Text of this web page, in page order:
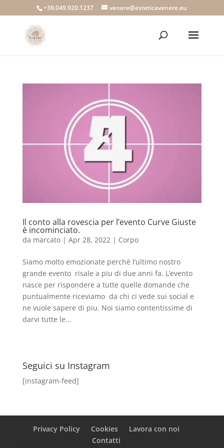
+39.049.920.1237 venere@esteticavenere.eu
Il conto alla rovescia per l’evento Curve Giuste
è incominciato.
da marcato| Apr 28, 2022 | Corpo
Siamo molto emozionate perchè l’ultimo nostro
grande evento risale a piu di due anni fa. L’evento
nasce per rispondere a tutte quelle domande che
puntualmente riceviamo da chi ci vede sui social e
ne vuole sapere di piu. Noi siamo contentissime di
darvi tutte le...
Seguici su Instagram
[instagram-feed]
Privacy Policy Cookies
Lavora con noi
Contatti